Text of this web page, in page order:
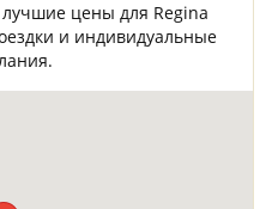
цены для Regina
и индивидуальные